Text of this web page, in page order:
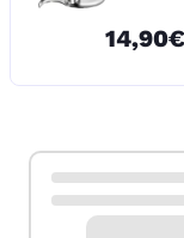
14,90€